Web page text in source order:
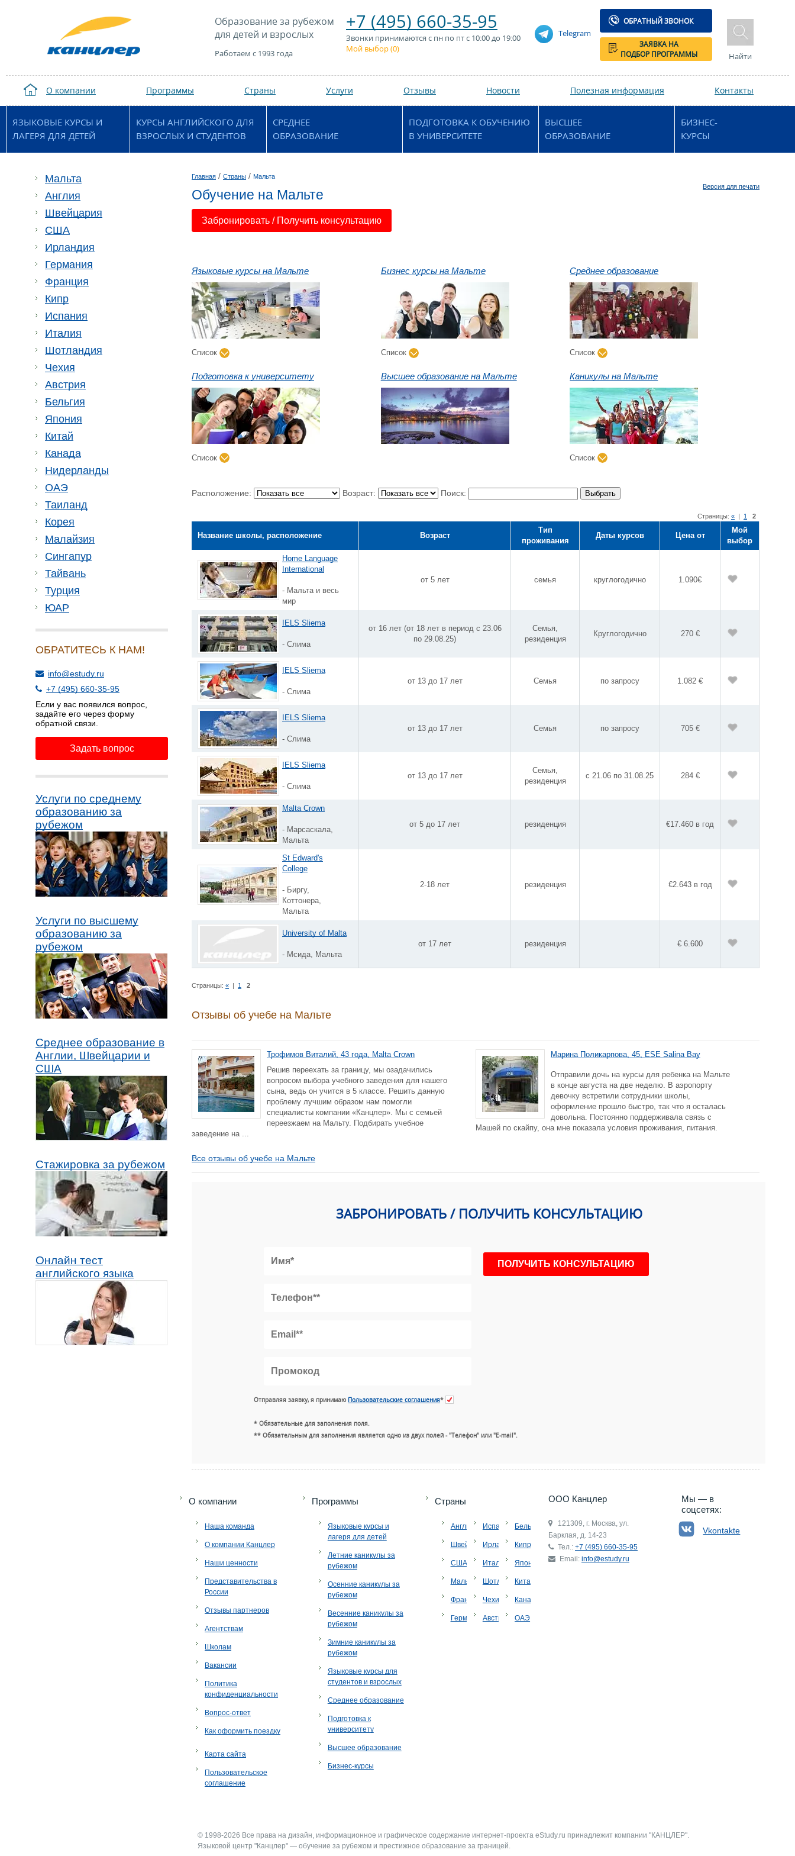
Образование за рубежом
для детей и взрослых
Работаем с 1993 года
+7 (495) 660-35-95
Звонки принимаются с пн по пт с 10:00 до 19:00
Мой выбор (0)
Telegram
ОБРАТНЫЙ ЗВОНОК
ЗАЯВКА НА
ПОДБОР ПРОГРАММЫ
Найти
О компании Программы Страны Услуги Отзывы Новости Полезная информация Контакты
ЯЗЫКОВЫЕ КУРСЫ И
ЛАГЕРЯ ДЛЯ ДЕТЕЙ
КУРСЫ АНГЛИЙСКОГО ДЛЯ
ВЗРОСЛЫХ И СТУДЕНТОВ
СРЕДНЕЕ
ОБРАЗОВАНИЕ
ПОДГОТОВКА К ОБУЧЕНИЮ
В УНИВЕРСИТЕТЕ
ВЫСШЕЕ
ОБРАЗОВАНИЕ
БИЗНЕС-
КУРСЫ
Англия
Швейцария
США
Ирландия
Германия
Франция
Мальта
Кипр
Испания
Италия
Шотландия
Чехия
Австрия
Бельгия
Япония
Китай
Канада
Нидерланды
ОАЭ
Таиланд
Корея
Малайзия
Сингапур
Тайвань
Турция
ЮАР
ОБРАТИТЕСЬ К НАМ!
info@estudy.ru
+7 (495) 660-35-95
Если у вас появился вопрос,
задайте его через форму
обратной связи.
Задать вопрос
Услуги по среднему
образованию за
рубежом
Услуги по высшему
образованию за
рубежом
Среднее образование в
Англии, Швейцарии и
США
Стажировка за рубежом
Онлайн тест
английского языка
Главная / Страны / Мальта
Версия для печати
Обучение на Мальте
Забронировать / Получить консультацию
Языковые курсы на Мальте
Список
Бизнес курсы на Мальте
Список
Среднее образование
Список
Подготовка к университету
Список
Высшее образование на Мальте Каникулы на Мальте
Список
Расположение: Возраст: Поиск: Выбрать
Страницы: « | 1 2
Название школы, расположение Возраст
Тип
проживания
Даты курсов Цена от
Мой
выбор
Home Language
International
- Мальта и весь
мир
от 5 лет семья круглогодично 1.090€
IELS Sliema
- Слима
от 16 лет (от 18 лет в период с 23.06
по 29.08.25)
Семья,
резиденция
Круглогодично 270 €
IELS Sliema
- Слима
от 13 до 17 лет Семья по запросу 1.082 €
IELS Sliema
- Слима
от 13 до 17 лет Семья по запросу 705 €
IELS Sliema
- Слима
от 13 до 17 лет
Семья,
резиденция
с 21.06 по 31.08.25 284 €
Malta Crown
- Марсаскала,
Мальта
от 5 до 17 лет резиденция €17.460 в год
St Edward's
College
- Биргу,
Коттонера,
Мальта
2-18 лет резиденция €2.643 в год
University of Malta
- Мсида, Мальта
от 17 лет резиденция € 6.600
Страницы: « | 1 2
Отзывы об учебе на Мальте
Трофимов Виталий, 43 года, Malta Crown
Решив переехать за границу, мы озадачились
вопросом выбора учебного заведения для нашего
сына, ведь он учится в 5 классе. Решить данную
проблему лучшим образом нам помогли
специалисты компании «Канцлер». Мы с семьей
переезжаем на Мальту. Подбирать учебное
заведение на ...
Марина Поликарпова, 45, ESE Salina Bay
Отправили дочь на курсы для ребенка на Мальте
в конце августа на две неделю. В аэропорту
девочку встретили сотрудники школы,
оформление прошло быстро, так что я осталась
довольна. Постоянно поддерживала связь с
Машей по скайпу, она мне показала условия проживания, питания.
Все отзывы об учебе на Мальте
ЗАБРОНИРОВАТЬ / ПОЛУЧИТЬ КОНСУЛЬТАЦИЮ
Отправляя заявку, я принимаю Пользовательские соглашения*
* Обязательные для заполнения поля.
** Обязательным для заполнения является одно из двух полей - "Телефон" или "E-mail".
+7 (495) 660-35-95
O компании
Наша команда
О компании Канцлер
Наши ценности
Представительства в
России
Отзывы партнеров
Агентствам
Школам
Вакансии
Политика
конфиденциальности
Вопрос-ответ
Как оформить поездку
Карта сайта
Пользовательское
соглашение
Программы
Языковые курсы и
лагеря для детей
Летние каникулы за
рубежом
Осенние каникулы за
рубежом
Весенние каникулы за
рубежом
Зимние каникулы за
рубежом
Языковые курсы для
студентов и взрослых
Среднее образование
Подготовка к
университету
Высшее образование
Бизнес-курсы
Страны
Англия
Швейцария
США
Мальта
Франция
Германия
Испания
Ирландия
Италия
Шотландия
Чехия
Австрия
Бельгия
Кипр
Япония
Китай
Канада
ОАЭ
ООО Канцлер
121309, г. Москва, ул.
Барклая, д. 14-23
Тел.: +7 (495) 660-35-95
Email: info@estudy.ru
Мы — в
соцсетях:
Vkontakte
© 1998-2026 Все права на дизайн, информационное и графическое содержание интернет-проекта eStudy.ru принадлежит компании "КАНЦЛЕР".
Языковой центр "Канцлер" — обучение за рубежом и престижное образование за границей.